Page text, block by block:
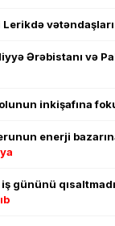
Ərəbistanı və
inkişafına
enerji
gününü